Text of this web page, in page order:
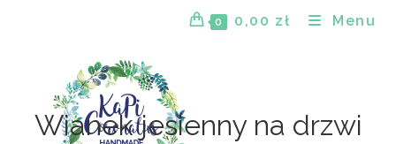
0 0,00 zł Menu
Wianek jesienny na drzwi